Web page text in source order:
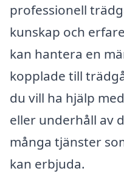
professionell
kunskap och
kan hantera en
kopplade till
du vill ha hjälp
eller underhåll av
många tjänster
kan erbjuda.